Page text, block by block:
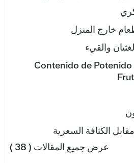
خارج المنزل
والقيء
Contenido de Potenido
الكثافة السعرية
عرض جميع المقالات ( 38 )